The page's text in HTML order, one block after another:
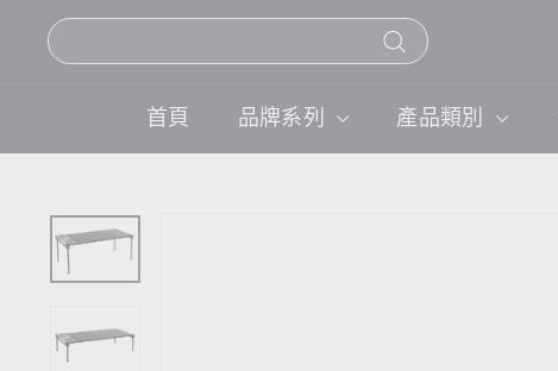
Search
首頁 品牌系列 產品類別